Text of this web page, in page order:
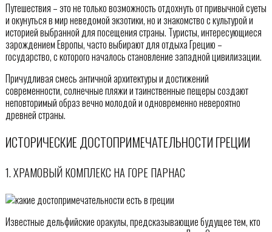
Путешествия – это не только возможность отдохнуть от привычной суеты
и окунуться в мир неведомой экзотики, но и знакомство с культурой и
историей выбранной для посещения страны. Туристы, интересующиеся
зарождением Европы, часто выбирают для отдыха Грецию –
государство, с которого началось становление западной цивилизации.
Причудливая смесь античной архитектуры и достижений
современности, солнечные пляжи и таинственные пещеры создают
неповторимый образ вечно молодой и одновременно невероятно
древней страны.
ИСТОРИЧЕСКИЕ ДОСТОПРИМЕЧАТЕЛЬНОСТИ ГРЕЦИИ
1. ХРАМОВЫЙ КОМПЛЕКС НА ГОРЕ ПАРНАС
Известные дельфийские оракулы, предсказывающие будущее тем, кто